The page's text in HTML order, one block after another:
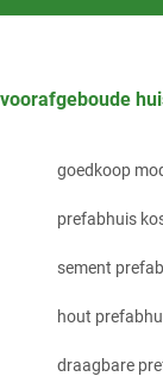
voorafgeboude
goedkoop
prefabhuis
sement
hout
draagbare